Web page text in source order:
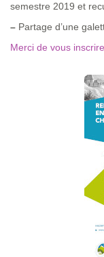
semestre 2019 et
– Partage d’une
Merci de vous inscrire